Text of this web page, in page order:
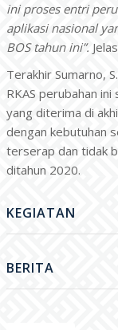
ini proses entri
aplikasi nasional
BOS tahun ini”.
Terakhir Sumarno,
RKAS perubahan
yang diterima di
dengan kebutuhan
terserap dan tidak
ditahun 2020.
KEGIATAN
BERITA